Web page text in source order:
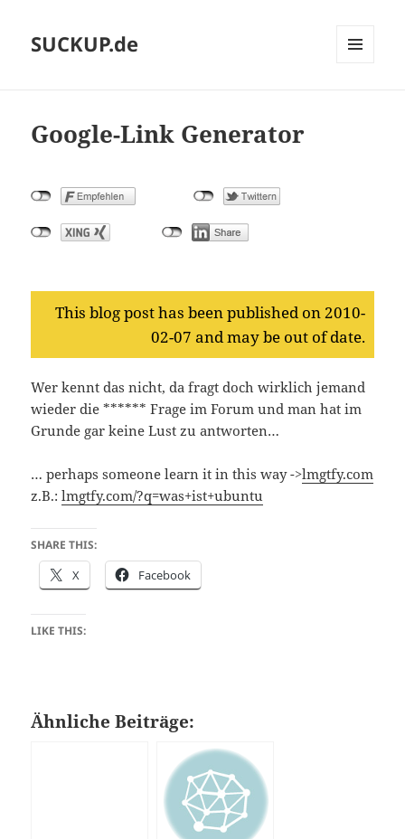
SUCKUP.de
Google-Link Generator
This blog post has been published on 2010-
02-07 and may be out of date.
Wer kennt das nicht, da fragt doch wirklich jemand
wieder die ****** Frage im Forum und man hat im
Grunde gar keine Lust zu antworten…
… perhaps someone learn it in this way ->lmgtfy.com
z.B.:lmgtfy.com/?q=was+ist+ubuntu
SHARE THIS:
X Facebook
LIKE THIS:
Ähnliche Beiträge: